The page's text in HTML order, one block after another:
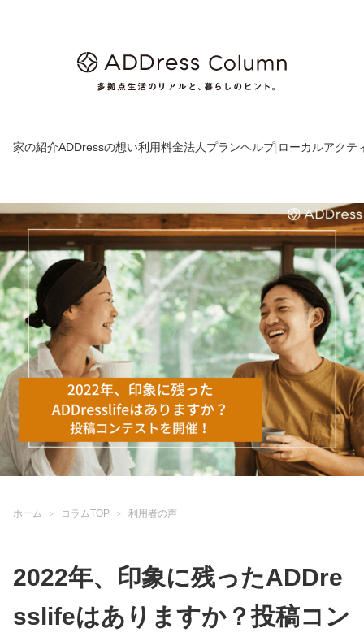
家の紹介ADDressの想い利用料金法人プランヘルプ| ローカルアクテ
ホーム コラムTOP 利用者の声
2022年、印象に残ったADDre
sslifeはありますか？投稿コン